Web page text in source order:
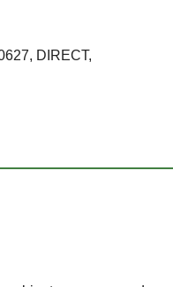
DIRECT,